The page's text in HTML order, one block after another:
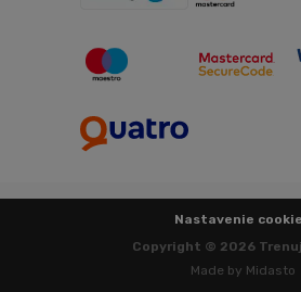
Nastavenie
Copyright © 2026
Made by Midasto